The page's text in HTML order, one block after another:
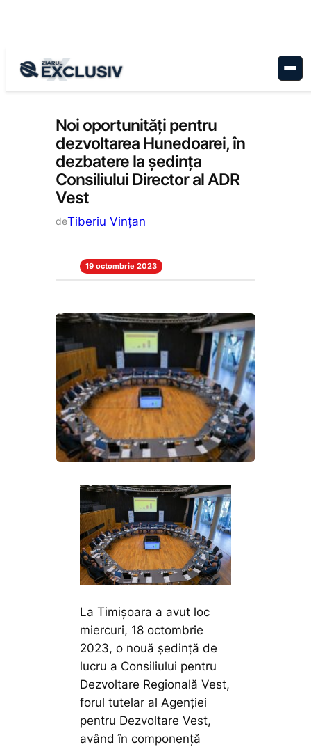
Administrație
Noi oportunităţi pentru
dezvoltarea Hunedoarei, în
dezbatere la ședința
Consiliului Director al ADR
Vest
deTiberiu Vințan
19 octombrie 2023
La Timișoara a avut loc
miercuri, 18 octombrie
2023, o nouă ședință de
lucru a Consiliului pentru
Dezvoltare Regională Vest,
forul tutelar al Agenţiei
pentru Dezvoltare Vest,
având în componenţă